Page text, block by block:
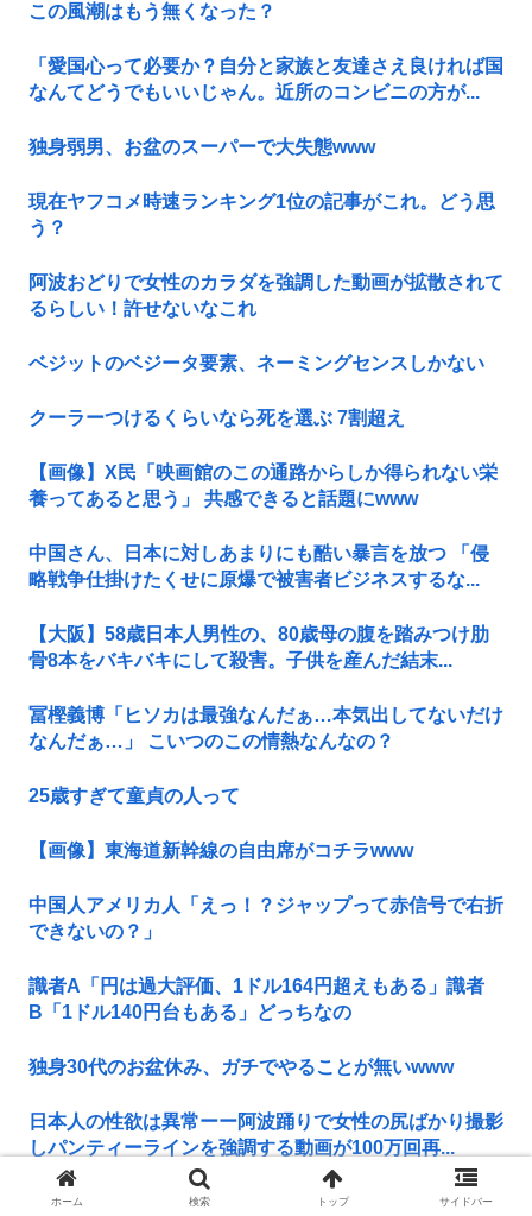
この風潮はもう無くなった？
「愛国心って必要か？自分と家族と友達さえ良ければ国
なんてどうでもいいじゃん。近所のコンビニの方が...
独身弱男、お盆のスーパーで大失態www
現在ヤフコメ時速ランキング1位の記事がこれ。どう思
う？
阿波おどりで女性のカラダを強調した動画が拡散されて
るらしい！許せないなこれ
ベジットのベジータ要素、ネーミングセンスしかない
クーラーつけるくらいなら死を選ぶ 7割超え
【画像】X民「映画館のこの通路からしか得られない栄
養ってあると思う」 共感できると話題にwww
中国さん、日本に対しあまりにも酷い暴言を放つ 「侵
略戦争仕掛けたくせに原爆で被害者ビジネスするな...
【大阪】58歳日本人男性の、80歳母の腹を踏みつけ肋
骨8本をバキバキにして殺害。子供を産んだ結末...
冨樫義博「ヒソカは最強なんだぁ…本気出してないだけ
なんだぁ…」 こいつのこの情熱なんなの？
25歳すぎて童貞の人って
【画像】東海道新幹線の自由席がコチラwww
中国人アメリカ人「えっ！？ジャップって赤信号で右折
できないの？」
識者A「円は過大評価、1ドル164円超えもある」識者
B「1ドル140円台もある」どっちなの
独身30代のお盆休み、ガチでやることが無いwww
日本人の性欲は異常ーー阿波踊りで女性の尻ばかり撮影
しパンティーラインを強調する動画が100万回再...
原爆投下、多分正しいw w w w w w w w w w w w w w w
ホーム 検索 トップ サイドバー